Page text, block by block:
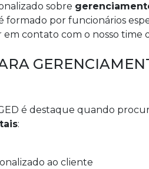
sobre
formado por funcionários
contato com o nosso time
é destaque quando
:
ao cliente